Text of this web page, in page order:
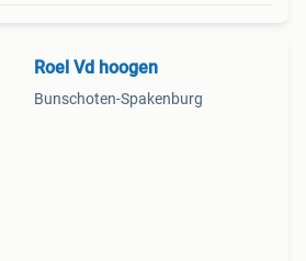
Roel Vd hoogen
Bunschoten-Spakenburg